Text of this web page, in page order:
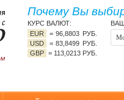
Почему Вы
КУРС ВАЛЮТ:
EUR
=96,8803 РУБ.
USD
=83,8499 РУБ.
GBP = 113,0213 РУБ.